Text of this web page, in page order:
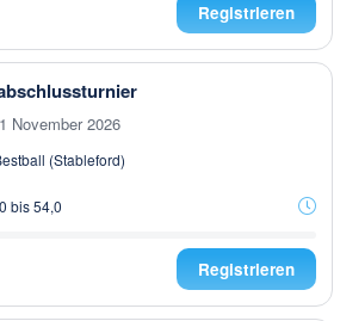
Registrieren
November 2026
(Stableford)
bis 54,0
Registrieren